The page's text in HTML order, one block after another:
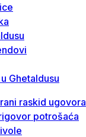
Ghetaldusu
raskid ugovora
potrošaća